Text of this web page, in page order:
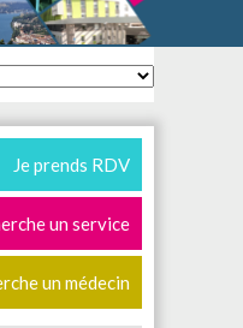
Je prends RDV
un service
un médecin